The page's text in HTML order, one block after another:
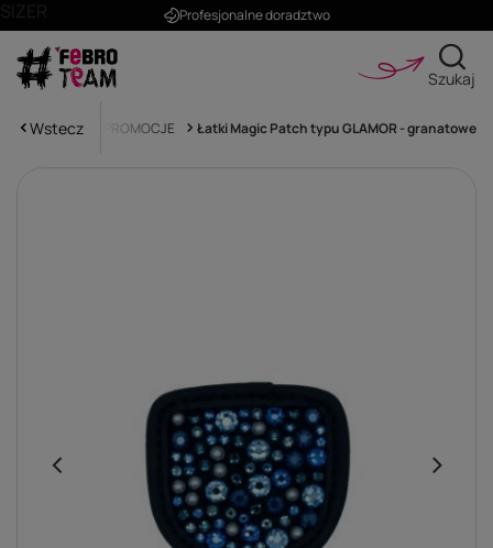
Profesjonalne doradztwo
Szukaj
Wstecz
główna PROMOCJE Łatki Magic Patch typu GLAMOR - granatowe